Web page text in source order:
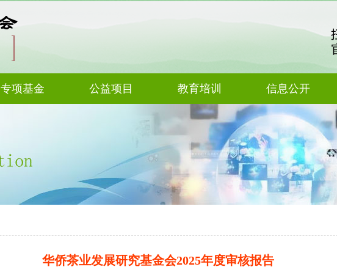
专项基金 公益项目 教育培训 信息公开
华侨茶业发展研究基金会2025年度审核报告